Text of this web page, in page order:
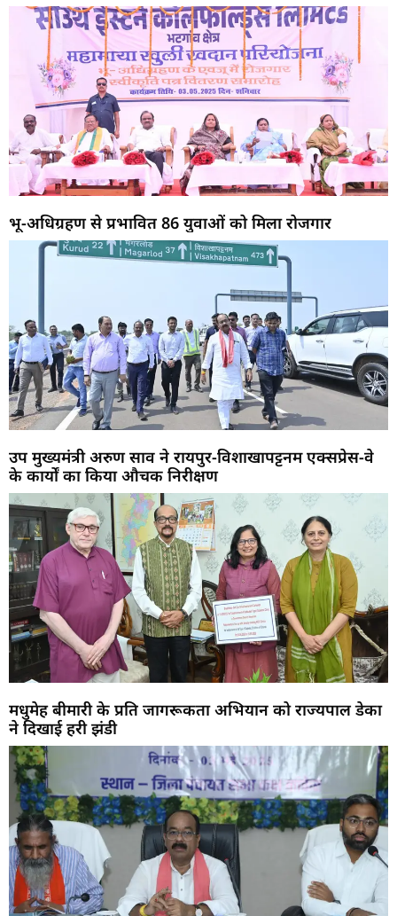
भू-अधिग्रहण से प्रभावित 86 युवाओं को मिला रोजगार
उप मुख्यमंत्री अरुण साव ने रायपुर-विशाखापट्टनम एक्सप्रेस-वे
के कार्यों का किया औचक निरीक्षण
मधुमेह बीमारी के प्रति जागरूकता अभियान को राज्यपाल डेका
ने दिखाई हरी झंडी